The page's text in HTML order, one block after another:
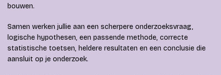
bouwen.
Samen werken jullie aan een scherpere onderzoeksvraag,
logische hypothesen, een passende methode, correcte
statistische toetsen, heldere resultaten en een conclusie die
aansluit op je onderzoek.